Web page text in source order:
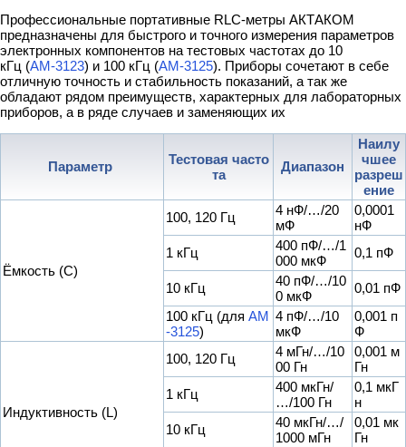
Профессиональные портативные RLC-метры АКТАКОМ
предназначены для быстрого и точного измерения параметров
электронных компонентов на тестовых частотах до 10
кГц (АМ-3123) и 100 кГц (АМ-3125). Приборы сочетают в себе
отличную точность и стабильность показаний, а так же
обладают рядом преимуществ, характерных для лабораторных
приборов, а в ряде случаев и заменяющих их
Параметр
Тестовая часто
та
Диапазон
Наилу
чшее
разреш
ение
Ёмкость (C)
100, 120 Гц
4 нФ/…/20
мФ
0,0001
нФ
1 кГц
400 пФ/…/1
000 мкФ
0,1 пФ
10 кГц
40 пФ/…/10
0 мкФ
0,01 пФ
100 кГц (для АМ
-3125)
4 пФ/…/10
мкФ
0,001 п
Ф
Индуктивность (L)
100, 120 Гц
4 мГн/…/10
00 Гн
0,001 м
Гн
1 кГц
400 мкГн/
…/100 Гн
0,1 мкГ
н
10 кГц
40 мкГн/…/
1000 мГн
0,01 мк
Гн